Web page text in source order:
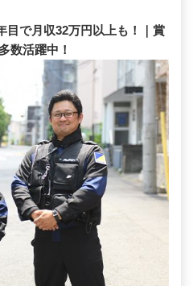
目で月収32万円以上も！｜賞
数活躍中！